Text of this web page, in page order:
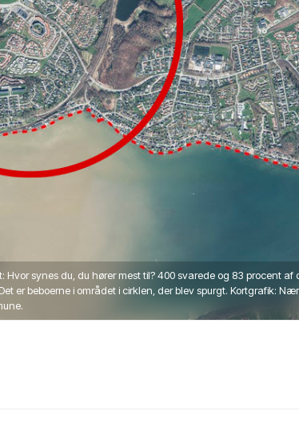
Hvor synes du, du hører mest til? 400 svarede og 83 procent af
er beboerne i området i cirklen, der blev spurgt. Kortgrafik: